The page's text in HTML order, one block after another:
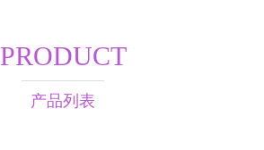
PRODUCT
产品列表